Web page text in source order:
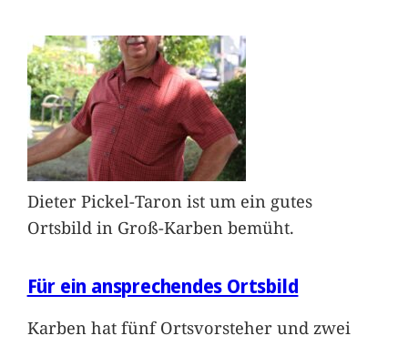
Dieter Pickel-Taron ist um ein gutes
Ortsbild in Groß-Karben bemüht.
Für ein ansprechendes Ortsbild
Karben hat fünf Ortsvorsteher und zwei